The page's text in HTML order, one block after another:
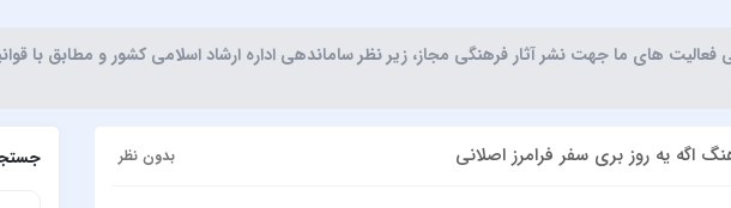
فعالیت های ما جهت نشر آثار فرهنگی مجاز، زیر نظر ساماندهی اداره ارشاد اسلامی کشور و مطابق با
اگه یه روز بری سفر فرامرز اصلانی بدون نظر